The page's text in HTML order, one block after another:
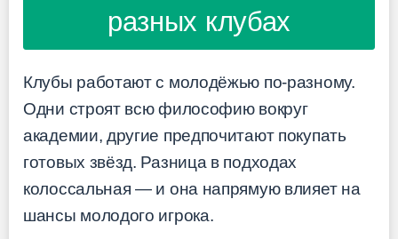
разных клубах
Клубы работают с молодёжью по-разному.
Одни строят всю философию вокруг
академии, другие предпочитают покупать
готовых звёзд. Разница в подходах
колоссальная — и она напрямую влияет на
шансы молодого игрока.